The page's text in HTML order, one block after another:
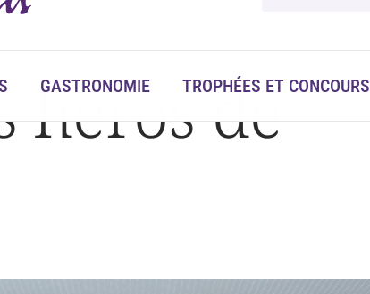
GASTRONOMIE TROPHÉES ET CONCOURS
héros de